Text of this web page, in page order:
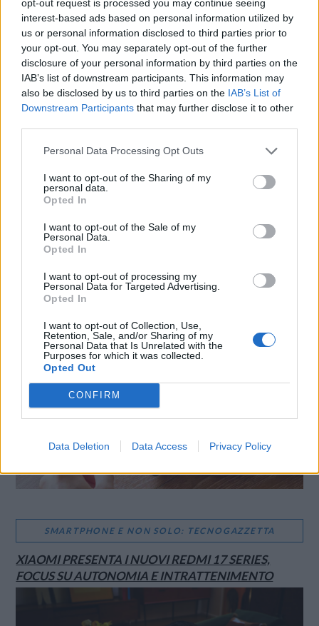
opt-out request is processed you may continue seeing
interest-based ads based on personal information utilized by
us or personal information disclosed to third parties prior to
your opt-out. You may separately opt-out of the further
disclosure of your personal information by third parties on the
IAB’s list of downstream participants. This information may
also be disclosed by us to third parties on the IAB’s List of
Downstream Participants that may further disclose it to other
Personal Data Processing Opt Outs
I want to opt-out of the Sharing of my
personal data.
Opted In
I want to opt-out of the Sale of my
Personal Data.
Opted In
I want to opt-out of processing my
Personal Data for Targeted Advertising.
Opted In
I want to opt-out of Collection, Use,
Retention, Sale, and/or Sharing of my
Personal Data that Is Unrelated with the
Purposes for which it was collected.
Opted Out
CONFIRM
Data Deletion Data Access Privacy Policy
Al momento infatti il “focus” è alle prossime assegnazioni di
frequenze per i cinque multiplex dedicati alla trasmissione in
digitale terrestre. La formula è quella del beauty contest
contestato meccanismo per assegnazione a costo zero.
CONDIVIDI QUESTO ARTICOLO:
E-mail LinkedIn
X Mastodon Telegram
SMARTPHONE E NON SOLO: TECNOGAZZETTA
XIAOMI PRESENTA I NUOVI REDMI 17 SERIES,
FOCUS SU AUTONOMIA E INTRATTENIMENTO